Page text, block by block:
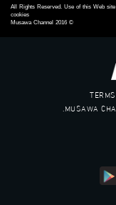
All Rights Reserved. Use of this Web
cookies
©
2016